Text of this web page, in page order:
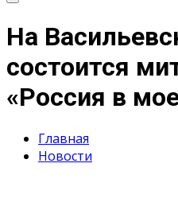
На
состоится
«Россия в
Главная
Новости